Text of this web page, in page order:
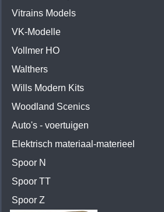
Vitrains Models
VK-Modelle
Vollmer HO
Walthers
Wills Modern Kits
Woodland Scenics
Auto's - voertuigen
Elektrisch materiaal-materieel
Spoor N
Spoor TT
Spoor Z